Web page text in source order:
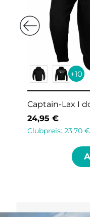
+10
Captain-Lax I
Hoodie
24,95€